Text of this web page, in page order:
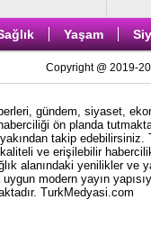
Yaşam
Copyright @ 2019-
gündem, siyaset,
ön planda
takip
ve erişilebilir
alanındaki yenilikler
modern yayın
TurkMedyasi.com